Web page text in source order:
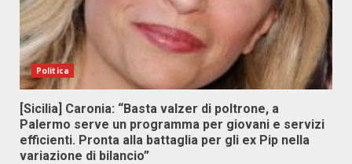
Politica
[Sicilia] Caronia: “Basta valzer di poltrone, a
Palermo serve un programma per giovani e servizi
efficienti. Pronta alla battaglia per gli ex Pip nella
variazione di bilancio”